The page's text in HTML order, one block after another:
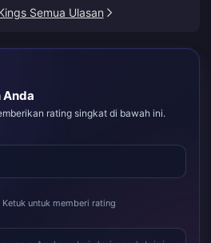
lama, Anna memperbaikinya
Semua Ulasan
Anda
rating singkat di bawah ini.
Ketuk untuk memberi rating